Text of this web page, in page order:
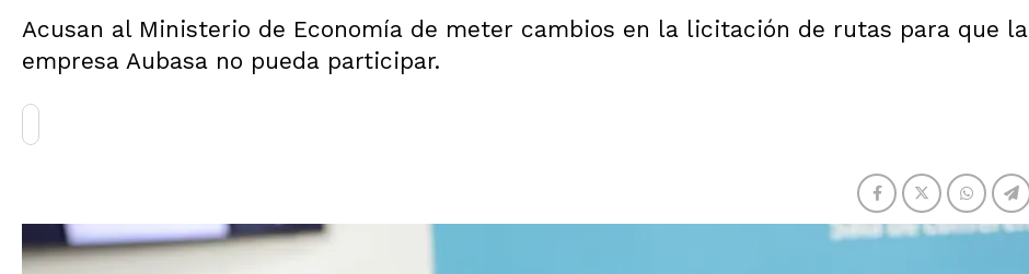
Acusan al Ministerio de Economía de meter cambios en la licitación de rutas para que la
empresa Aubasa no pueda participar.